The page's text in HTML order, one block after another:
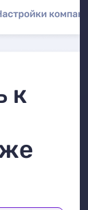
к